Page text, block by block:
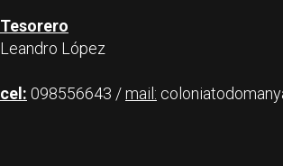
Tesorero
Leandro López
cel: 098556643 /mail: